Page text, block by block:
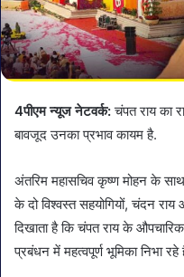
4पीएम न्यूज नेटवर्क:चंपत राय का
बावजूद उनका प्रभाव कायम है.
अंतरिम महासचिव कृष्ण मोहन के
के दो विश्वस्त सहयोगियों, चंदन
दिखाता है कि चंपत राय के
प्रबंधन में महत्वपूर्ण भूमिका निभा रहे